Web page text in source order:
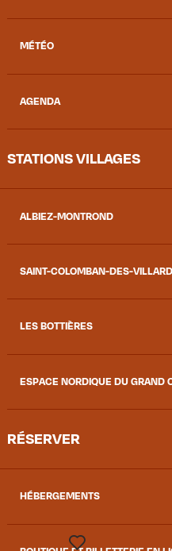
MÉTÉO
AGENDA
STATIONS VILLAGES
ALBIEZ-MONTROND
SAINT-COLOMBAN-DES-
LES BOTTIÈRES
ESPACE NORDIQUE DU GRAND
RÉSERVER
HÉBERGEMENTS
pro
d'explorer la vallée.
newsletter
?
de confidentialité
: non conforme